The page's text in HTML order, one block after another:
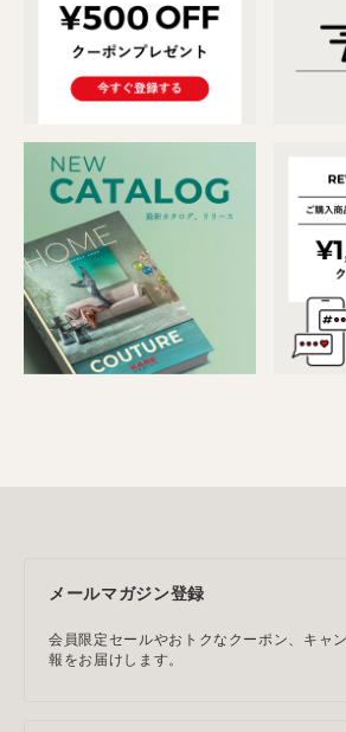
メールマガジン登録
会員限定セールやおトクなクーポン、キャ
報をお届けします。